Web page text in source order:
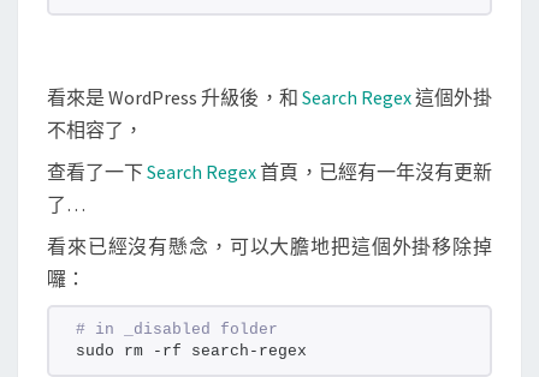
看來是 WordPress 升級後，和 Search Regex這個外掛
不相容了，
查看了一下Search Regex首頁，已經有一年沒有更新
了…
看來已經沒有懸念，可以大膽地把這個外掛移除掉
囉：
# in _disabled folder
sudo rm -rf search-regex